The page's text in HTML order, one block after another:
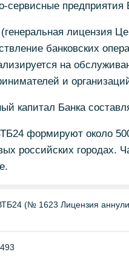
сервисные предприятия
лицензия
банковских
на
и
капитал Банка
формируют около
российских городах.
(№ 1623 Лицензия